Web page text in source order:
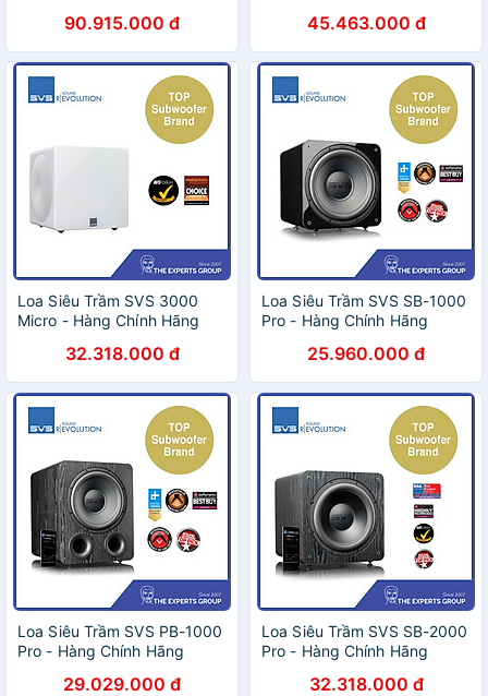
90.915.000 đ 45.463.000 đ
Loa Siêu Trầm SVS 3000
Micro - Hàng Chính Hãng
32.318.000 đ
Loa Siêu Trầm SVS SB-1000
Pro - Hàng Chính Hãng
25.960.000 đ
Loa Siêu Trầm SVS PB-1000
Pro - Hàng Chính Hãng
29.029.000 đ
Loa Siêu Trầm SVS SB-2000
Pro - Hàng Chính Hãng
32.318.000 đ